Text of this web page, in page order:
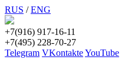
RUS /ENG
+7(916) 917-16-11
+7(495) 228-70-27
Telegram VKontakteYouTube